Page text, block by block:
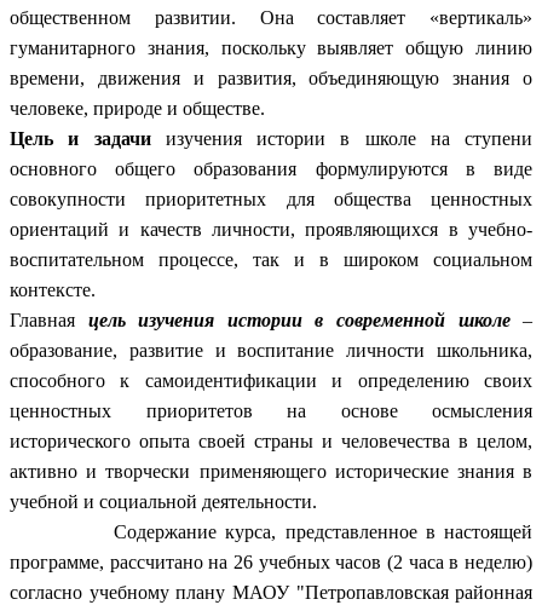
общественном развитии. Она составляет «вертикаль»
гуманитарного знания, поскольку выявляет общую линию
времени, движения и развития, объединяющую знания о
человеке, природе и обществе.
Цель и задачиизучения истории в школе на ступени
основного общего образования формулируются в виде
совокупности приоритетных для общества ценностных
ориентаций и качеств личности, проявляющихся в учебно-
воспитательном процессе, так и в широком социальном
контексте.
Главная цель изучения истории в современной школе–
образование, развитие и воспитание личности школьника,
способного к самоидентификации и определению своих
ценностных приоритетов на основе осмысления
исторического опыта своей страны и человечества в целом,
активно и творчески применяющего исторические знания в
учебной и социальной деятельности.
Содержание курса, представленное в настоящей
программе, рассчитано на 26 учебных часов (2 часа в неделю)
согласно учебному плану МАОУ "Петропавловская районная